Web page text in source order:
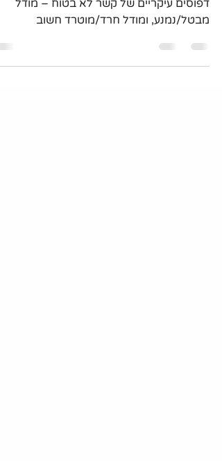
בקטע הקריאה הקודם (חלק א') תיארתי שני
מבטל/נמנע, ומודל חרד/מוטרד חשוב
בהזדמנות זו לציין, שהמודלים הם